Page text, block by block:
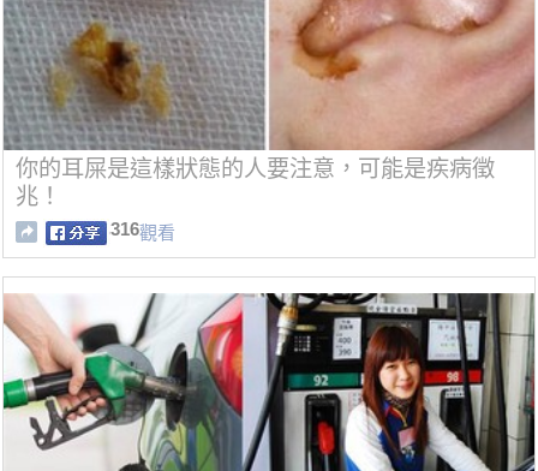
你的耳屎是這樣狀態的人要注意，可能是疾病徵
兆！
316觀看